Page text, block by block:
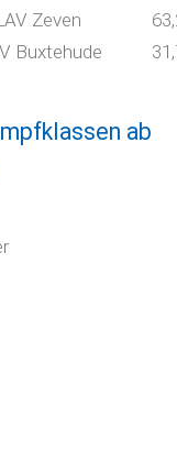
Zeven
Buxtehude
ab